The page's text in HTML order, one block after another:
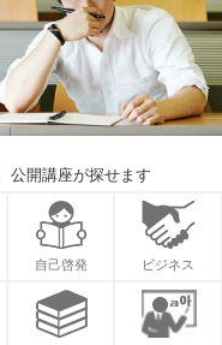
公開講座が探せます
自己啓発 ビジネス